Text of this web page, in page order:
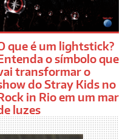
que é um lightstick?
o símbolo que
transformar o
do Stray Kids no
in Rio em um mar
luzes